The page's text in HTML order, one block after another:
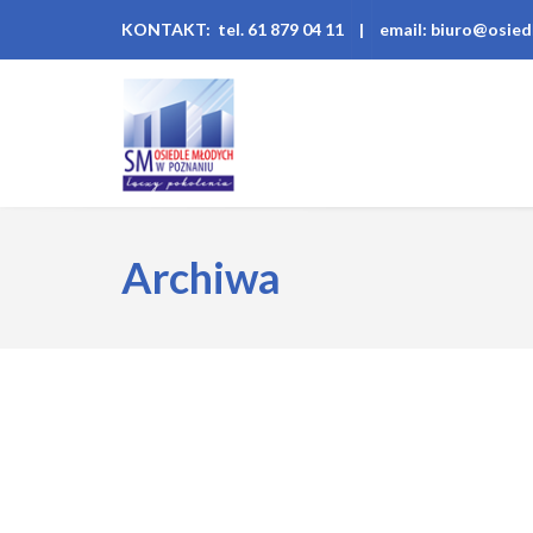
KONTAKT: tel. 61 879 04 11 | email:
Archiwa